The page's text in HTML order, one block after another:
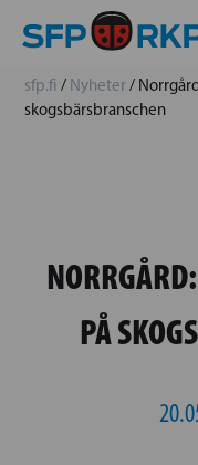
sfp.fi / Nyheter/
skogsbärsbranschen
PÅ